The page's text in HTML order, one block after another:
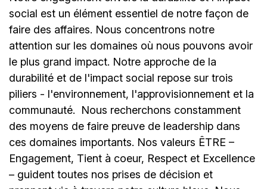
social est un élément essentiel de notre façon de
faire des affaires. Nous concentrons notre
attention sur les domaines où nous pouvons avoir
le plus grand impact. Notre approche de la
durabilité et de l'impact social repose sur trois
piliers - l'environnement, l'approvisionnement et la
communauté.
Nous recherchons constamment
des moyens de faire preuve de leadership dans
ces domaines importants. Nos valeurs ÊTRE –
Engagement, Tient à coeur, Respect et Excellence
– guident toutes nos prises de décision et